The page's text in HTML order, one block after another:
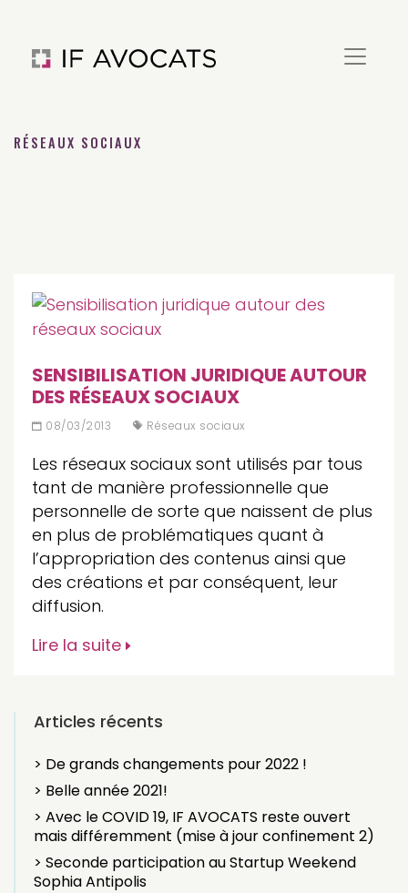
RÉSEAUX SOCIAUX
SENSIBILISATION JURIDIQUE AUTOUR
DES RÉSEAUX SOCIAUX
08/03/2013 Réseaux sociaux
Les réseaux sociaux sont utilisés par tous
tant de manière professionnelle que
personnelle de sorte que naissent de plus
en plus de problématiques quant à
l’appropriation des contenus ainsi que
des créations et par conséquent, leur
diffusion.
Lire la suite
Articles récents
> De grands changements pour 2022 !
> Belle année 2021!
> Avec le COVID 19, IF AVOCATS reste ouvert
mais différemment (mise à jour confinement 2)
> Seconde participation au Startup Weekend
Sophia Antipolis